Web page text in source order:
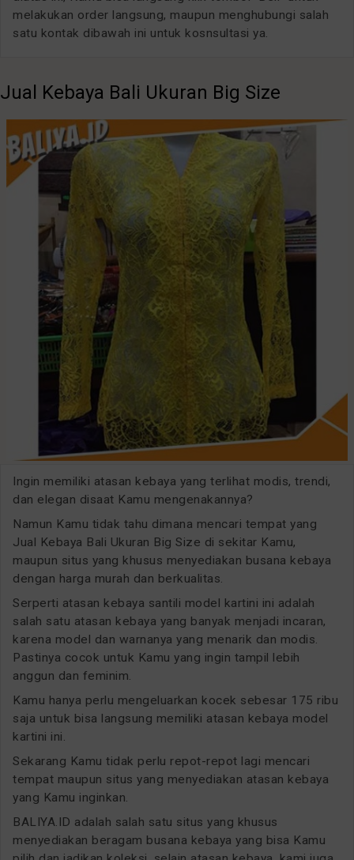
melakukan order langsung, maupun menghubungi salah
satu kontak dibawah ini untuk kosnsultasi ya.
Jual Kebaya Bali Ukuran Big Size
Ingin memiliki atasan kebaya yang terlihat modis, trendi,
dan elegan disaat Kamu mengenakannya?
Namun Kamu tidak tahu dimana mencari tempat yang
Jual Kebaya Bali Ukuran Big Size di sekitar Kamu,
maupun situs yang khusus menyediakan busana kebaya
dengan harga murah dan berkualitas.
Serperti atasan kebaya santili model kartini ini adalah
salah satu atasan kebaya yang banyak menjadi incaran,
karena model dan warnanya yang menarik dan modis.
Pastinya cocok untuk Kamu yang ingin tampil lebih
anggun dan feminim.
Kamu hanya perlu mengeluarkan kocek sebesar 175 ribu
saja untuk bisa langsung memiliki atasan kebaya model
kartini ini.
Sekarang Kamu tidak perlu repot-repot lagi mencari
tempat maupun situs yang menyediakan atasan kebaya
yang Kamu inginkan.
BALIYA.ID adalah salah satu situs yang khusus
menyediakan beragam busana kebaya yang bisa Kamu